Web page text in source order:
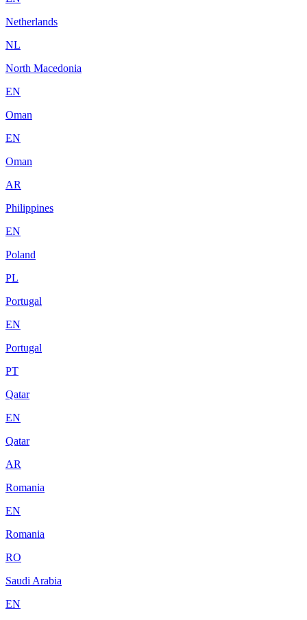
Netherlands
NL
North Macedonia
EN
Oman
EN
Oman
AR
Philippines
EN
Poland
PL
Portugal
EN
Portugal
PT
Qatar
EN
Qatar
AR
Romania
EN
Romania
RO
Saudi Arabia
EN